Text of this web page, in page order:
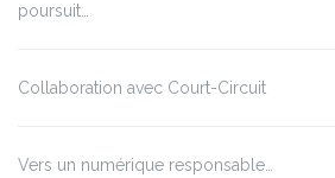
des
poursuit…
Collaboration avec Court-Circuit
Vers un numérique responsable…